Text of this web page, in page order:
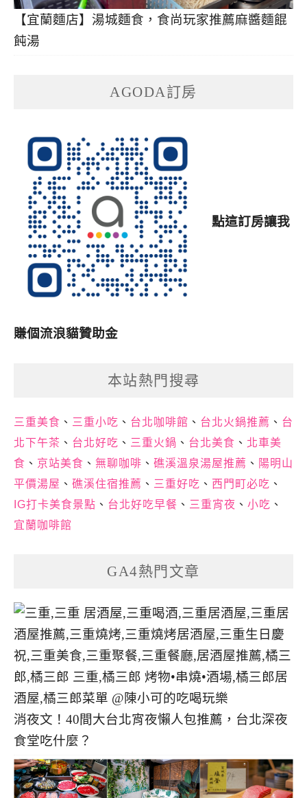
【宜蘭麵店】湯城麵食，食尚玩家推薦麻醬麵餛
飩湯
AGODA訂房
點這訂房讓我
賺個流浪貓贊助金
本站熱門搜尋
三重美食 、 三重小吃 、 台北咖啡館 、 台北火鍋推薦 、 台
北下午茶 、 台北好吃 、 三重火鍋 、 台北美食 、 北車美
食 、 京站美食 、 無聊咖啡 、 礁溪溫泉湯屋推薦 、 陽明山
平價湯屋 、 礁溪住宿推薦 、 三重好吃 、 西門町必吃 、
IG打卡美食景點 、 台北好吃早餐 、 三重宵夜 、 小吃 、
宜蘭咖啡館
GA4熱門文章
消夜文！40間大台北宵夜懶人包推薦，台北深夜
食堂吃什麼？